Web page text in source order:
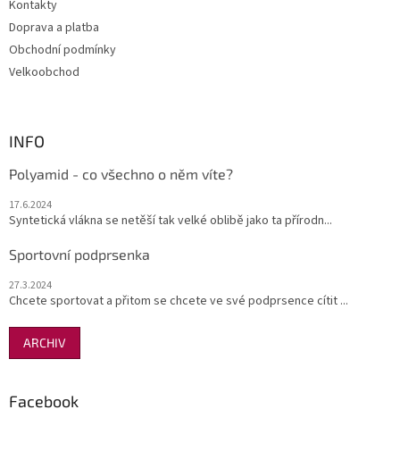
Kontakty
Doprava a platba
Obchodní podmínky
Velkoobchod
INFO
Polyamid - co všechno o něm víte?
17.6.2024
Syntetická vlákna se netěší tak velké oblibě jako ta přírodn...
Sportovní podprsenka
27.3.2024
Chcete sportovat a přitom se chcete ve své podprsence cítit ...
ARCHIV
Facebook